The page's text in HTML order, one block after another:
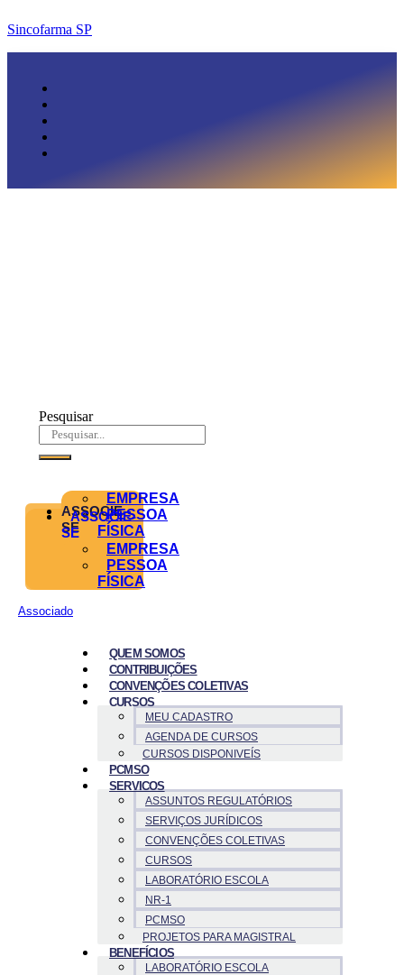
Sincofarma SP
Pesquisar
ASSOCIE-
SE
EMPRESA
PESSOA
FÍSICA
ASSOCIE-
SE
EMPRESA
PESSOA
FÍSICA
Associado
QUEM SOMOS
CONTRIBUIÇÕES
CONVENÇÕES COLETIVAS
CURSOS
MEU CADASTRO
AGENDA DE CURSOS
CURSOS DISPONIVEÍS
PCMSO
SERVICOS
ASSUNTOS REGULATÓRIOS
SERVIÇOS JURÍDICOS
CONVENÇÕES COLETIVAS
CURSOS
LABORATÓRIO ESCOLA
NR-1
PCMSO
PROJETOS PARA MAGISTRAL
BENEFÍCIOS
LABORATÓRIO ESCOLA